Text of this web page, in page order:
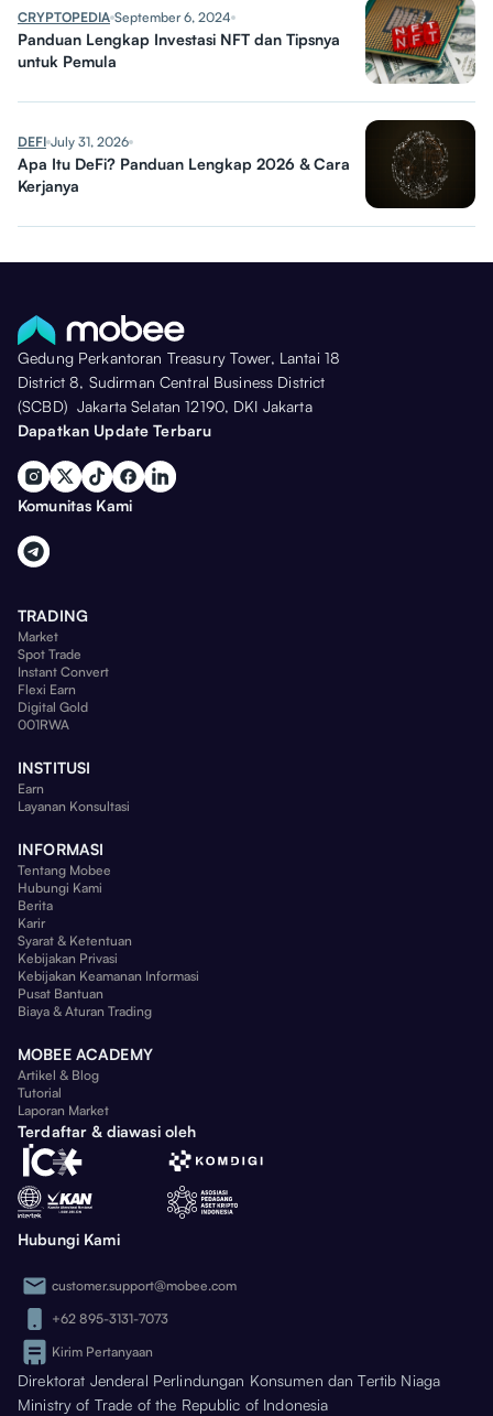
CRYPTOPEDIA September 6, 2024
Panduan Lengkap Investasi NFT dan Tipsnya
untuk Pemula
DEFI July 31, 2026
Apa Itu DeFi? Panduan Lengkap 2026 & Cara
Kerjanya
Gedung Perkantoran Treasury Tower, Lantai 18
District 8, Sudirman Central Business District
(SCBD) Jakarta Selatan 12190, DKI Jakarta
Dapatkan Update Terbaru
Komunitas Kami
TRADING
Market
Spot Trade
Instant Convert
Flexi Earn
Digital Gold
001RWA
INSTITUSI
Earn
Layanan Konsultasi
INFORMASI
Tentang Mobee
Hubungi Kami
Berita
Karir
Syarat & Ketentuan
Kebijakan Privasi
Kebijakan Keamanan Informasi
Pusat Bantuan
Biaya & Aturan Trading
MOBEE ACADEMY
Artikel & Blog
Tutorial
Laporan Market
Terdaftar & diawasi oleh
Hubungi Kami
customer.support@mobee.com
+62 895-3131-7073
Kirim Pertanyaan
Direktorat Jenderal Perlindungan Konsumen dan Tertib Niaga
Ministry of Trade of the Republic of Indonesia